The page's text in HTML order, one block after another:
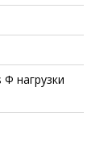
нагрузки